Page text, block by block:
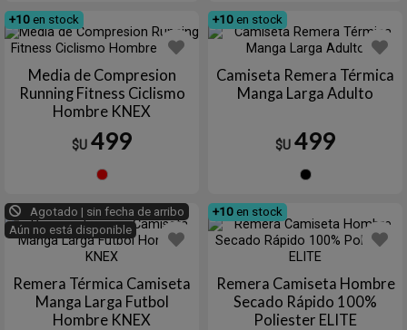
+10 en stock
Media de Compresion
Running Fitness Ciclismo
Hombre KNEX
$U 499
+10 en stock
Camiseta Remera Térmica
Manga Larga Adulto
$U 499
Agotado | sin fecha de arribo
Aún no está disponible
Remera Térmica Camiseta
Manga Larga Futbol
Hombre KNEX
+10 en stock
Remera Camiseta Hombre
Secado Rápido 100%
Poliester ELITE